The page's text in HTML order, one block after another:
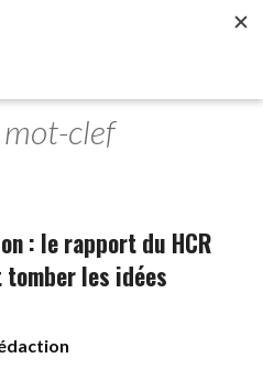
clef
: le rapport du HCR
les idées